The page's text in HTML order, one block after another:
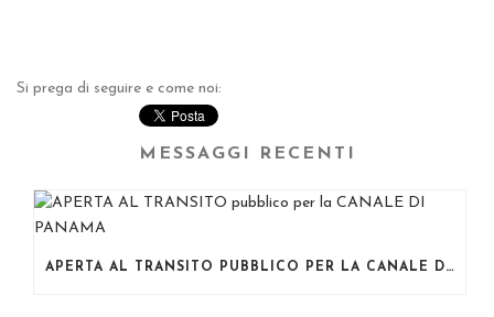
Si prega di seguire e come noi:
MESSAGGI RECENTI
APERTA AL TRANSITO PUBBLICO PER LA CANALE DI PANAMA